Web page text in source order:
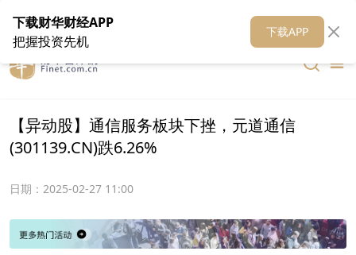
在线客服 关于我们 财华媒体矩阵 财华智库
【异动股】通信服务板块下挫，元道通信
(301139.CN)跌6.26%
日期： 2025-02-27 11:00
下载财华财经APP
把握投资先机
下载APP